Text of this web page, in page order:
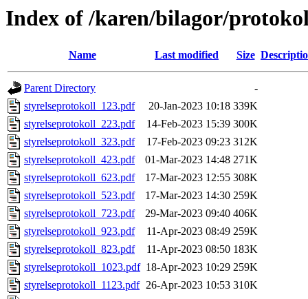
Index of /karen/bilagor/
Name Last modified Size
Parent Directory
-
styrelseprotokoll_123.pdf
20-Jan-2023 10:18 339K
styrelseprotokoll_223.pdf
14-Feb-2023 15:39 300K
styrelseprotokoll_323.pdf
17-Feb-2023 09:23 312K
styrelseprotokoll_423.pdf
01-Mar-2023 14:48 271K
styrelseprotokoll_623.pdf
17-Mar-2023 12:55 308K
styrelseprotokoll_523.pdf
17-Mar-2023 14:30 259K
styrelseprotokoll_723.pdf
29-Mar-2023 09:40 406K
styrelseprotokoll_923.pdf
11-Apr-2023 08:49 259K
styrelseprotokoll_823.pdf
11-Apr-2023 08:50 183K
styrelseprotokoll_1023.pdf 18-Apr-2023 10:29 259K
styrelseprotokoll_1123.pdf 26-Apr-2023 10:53 310K